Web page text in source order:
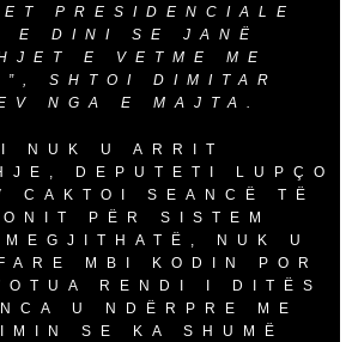
PRESIDENCIALE
E DINI SE JANË
E VETME ME
SHTOI DIMITAR
NGA E MAJTA.
NUK U ARRIT
DEPUTETI LUPÇO
CAKTOI SEANCË TË
PËR SISTEM
NUK U
MBI KODIN POR
RENDI I DITËS
U NDËRPRE ME
SE KA SHUMË